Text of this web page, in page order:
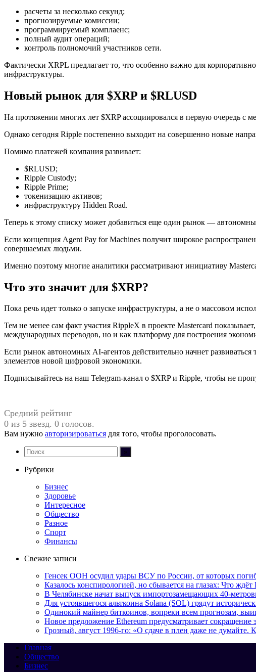
расчеты за несколько секунд;
прогнозируемые комиссии;
программируемый комплаенс;
полный аудит операций;
контроль полномочий участников сети.
Фактически XRPL предлагает то, что особенно важно для
инфраструктуры.
Новый рынок для $XRP и $RLUSD
На протяжении многих лет $XRP ассоциировался в первую очередь
Однако сегодня Ripple постепенно выходит на совершенно новые
Помимо платежей компания развивает:
$RLUSD;
Ripple Custody;
Ripple Prime;
токенизацию активов;
инфраструктуру Hidden Road.
Теперь к этому списку может добавиться еще один рынок —
Если концепция Agent Pay for Machines получит широкое
совершаемых людьми.
Именно поэтому многие аналитики рассматривают инициативу
Что это значит для $XRP?
Пока речь идет только о запуске инфраструктуры, а не о массовом
Тем не менее сам факт участия RippleX в проекте Mastercard
международных переводов, но и как платформу для построения
Если рынок автономных AI-агентов действительно начнет
элементов новой цифровой экономики.
Подписывайтесь на наш Telegram-канал о $XRP и Ripple, чтобы не
Средний рейтинг
0 из 5 звезд. 0 голосов.
Вам нужно авторизироваться для того, чтобы проголосовать.
Рубрики
Бизнес
Здоровье
Интересное
Общество
Разное
Спорт
Финансы
Свежие записи
Генсек ООН осудил удары ВСУ по России, от которых
Казалось конспирологией, но сбывается на глазах: Что
В Челябинске начат выпуск импортозамещающих 40-
Для устоявшегося альткоина Solana (SOL) грядут
Одинокий майнер биткоинов, вопреки всем прогнозам,
Новое предложение Ethereum предусматривает
Грозный, август 1996-го: «О сдаче в плен даже не думайте.
Главная
Общество
Бизнес